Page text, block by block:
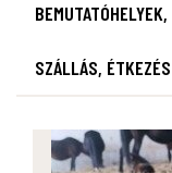
SZÁLLÁS, ÉTKEZÉS